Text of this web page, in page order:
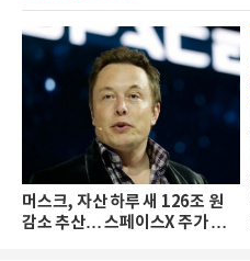
머스크, 자산 하루 새 126조 원
감소 추산… 스페이스X 주가 하